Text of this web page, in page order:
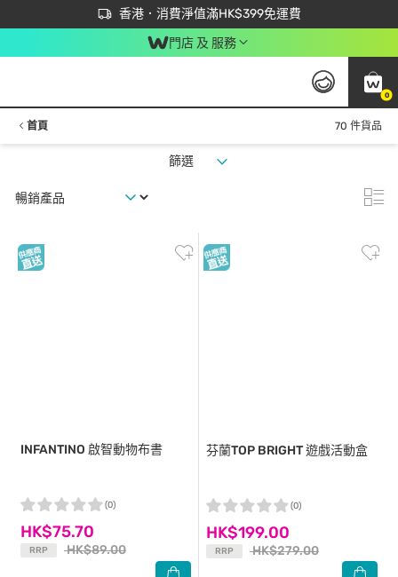
香港．消費淨值滿HK$399免運費
立即成為易賞錢會員盡享獨家優惠
首次APP下單買滿$450 輸入 NEWAPP 即減$50
門店 及 服務
0
首頁 70 件貨品
篩選
INFANTINO 啟智動物布書
HK$75.70
RRP HK$89.00
(0)
芬蘭TOP BRIGHT遊戲活動盒
HK$199.00
RRP HK$279.00
(0)